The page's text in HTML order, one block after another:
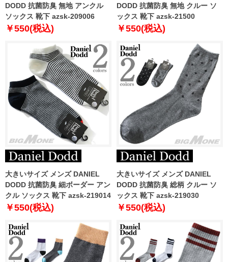
DODD 抗菌防臭 無地 アンクル
ソックス 靴下 azsk-209006
￥550(税込)
DODD 抗菌防臭 無地 クルー ソ
ックス 靴下 azsk-21500
￥550(税込)
大きいサイズ メンズ DANIEL
DODD 抗菌防臭 細ボーダー アン
クル ソックス 靴下 azsk-219014
￥550(税込)
大きいサイズ メンズ DANIEL
DODD 抗菌防臭 総柄 クルー ソ
ックス 靴下 azsk-219030
￥550(税込)